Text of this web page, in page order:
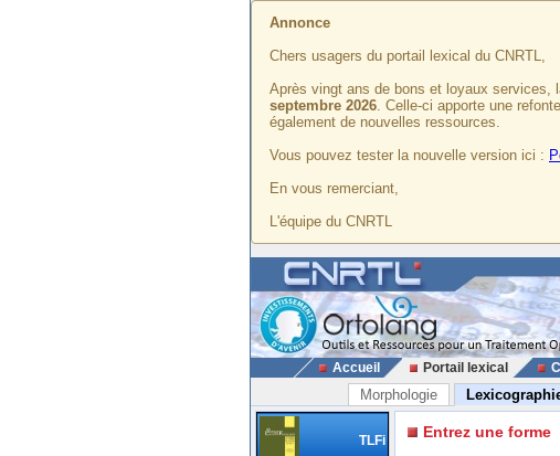
Annonce
Chers usagers du portail lexical du CNRTL,
Après vingt ans de bons et loyaux services,
septembre 2026. Celle-ci apporte une
également de nouvelles ressources.
Vous pouvez tester la nouvelle version ici :
En vous remerciant,
L'équipe du CNRTL
Accueil Portail lexical
Morphologie
TLFi Entrez une forme